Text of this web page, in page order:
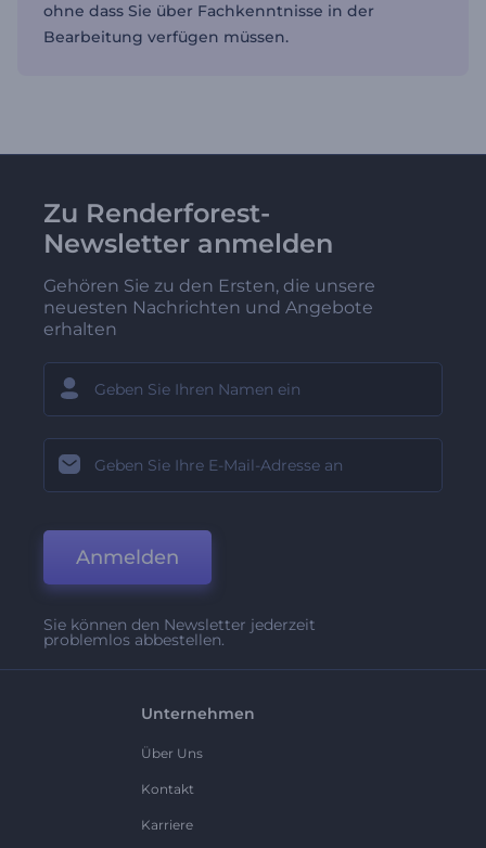
ohne dass Sie über Fachkenntnisse in der
Bearbeitung verfügen müssen.
Zu Renderforest-
Newsletter anmelden
Gehören Sie zu den Ersten, die unsere
neuesten Nachrichten und Angebote
erhalten
Anmelden
Sie können den Newsletter jederzeit
problemlos abbestellen.
Unternehmen
Über Uns
Kontakt
Karriere